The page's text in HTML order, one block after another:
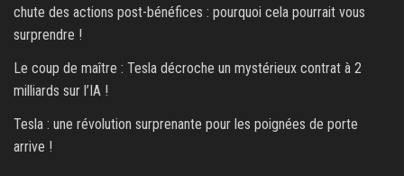
chute des actions post-bénéfices : pourquoi cela pourrait vous
surprendre !
Le coup de maître : Tesla décroche un mystérieux contrat à 2
milliards sur l’IA !
Tesla : une révolution surprenante pour les poignées de porte
arrive !